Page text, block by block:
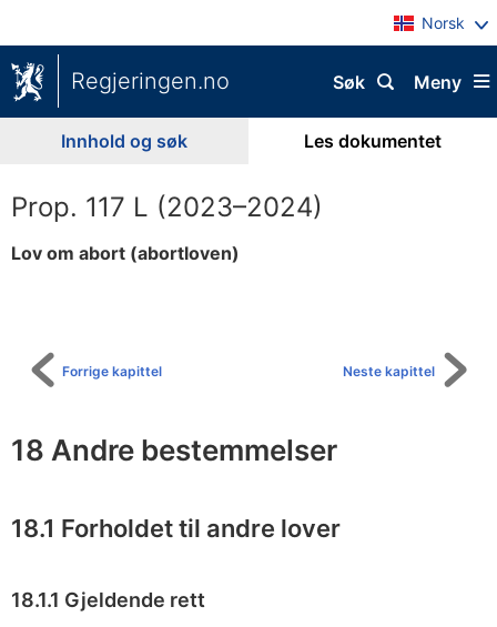
Norsk
Regjeringen.no Meny
Søk
Innhold og søk Les dokumentet
Prop. 117 L (2023–2024)
Lov om abort (abortloven)
Neste kapittel
Forrige kapittel
18 Andre bestemmelser
18.1 Forholdet til andre lover
18.1.1 Gjeldende rett